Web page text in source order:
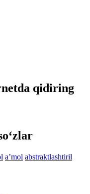
qidiring
aʼmol abstraktlashtiril